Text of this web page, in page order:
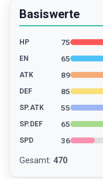
Basiswerte
HP 75
EN 65
ATK 89
DEF 85
SP.ATK 55
SP.DEF 65
SPD 36
Gesamt: 470